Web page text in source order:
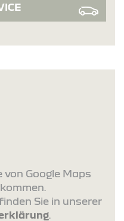
Google Maps
Sie in unserer
.